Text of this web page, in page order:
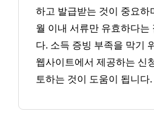
하고 발급받는 것이 중요하
월 이내 서류만 유효하다는
다. 소득 증빙 부족을 막기
웹사이트에서 제공하는 신
토하는 것이 도움이 됩니다.